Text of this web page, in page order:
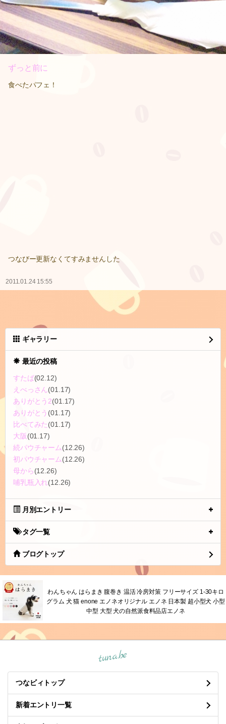
ずっと前に
食べたパフェ！
つなびー更新なくてすみませんした
2011.01.24 15:55
ギャラリー
最近の投稿
すたば(02.12)
えべっさん(01.17)
ありがとう2(01.17)
ありがとう (01.17)
比べてみた(01.17)
大阪(01.17)
続パウチャーム(12.26)
初パウチャーム(12.26)
母から(12.26)
哺乳瓶入れ(12.26)
月別エントリー
タグ一覧
ブログトップ
わんちゃん はらまき 腹巻き 温活 冷房対策 フリーサイズ 1-30キロ
グラム 犬 猫 enone エノネオリジナル エノネ 日本製 超小型犬 小型
中型 大型 犬の自然派食料品店エノネ
tuna.be
つなビィトップ
新着エントリ一覧